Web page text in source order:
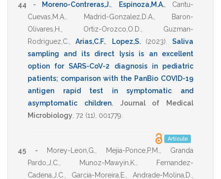
44 - Moreno-Contreras,J. Espinoza,M.A., Cantu-
Cuevas,M.A.
Madrid-Gonzalez,D.A.
Baron-
Olivares,H.
Ortiz-Orozco,O.D.
Guzman-
Rodriguez,C.
,Arias,C.F. Lopez,S. (2023)
Saliva
sampling and its direct lysis is an excellent
option for SARS-CoV-2 diagnosis in pediatric
patients; comparison with the PanBio COVID-19
antigen rapid test in symptomatic and
asymptomatic children.
Journal of Medical
Microbiology 72 (11), 001779
Artículo
45 - Morey-Leon,G. Mejia-Ponce,P.M.
Granda
Pardo,J.C.
Munoz-Mawyin,K.
Fernandez-
Cadena,J.C.
Garcia-Moreira,E. Andrade-Molina,D.